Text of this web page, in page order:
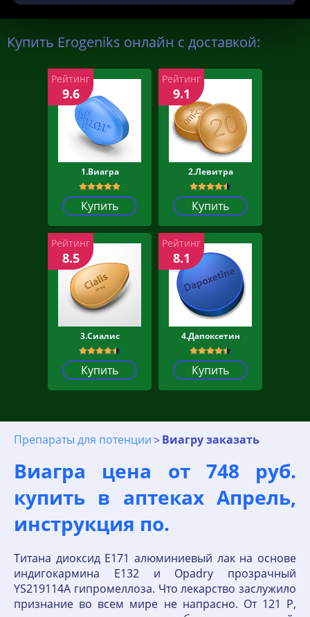
Купить Erogeniks онлайн с доставкой:
1.Виагра
Купить
Рейтинг
9.6
2.Левитра
Купить
Рейтинг
9.1
3.Сиалис
Купить
Рейтинг
8.5
4.Дапоксетин
Купить
Рейтинг
8.1
Препараты для потенции Виагру заказать
Виагра цена от 748 руб.
купить в аптеках Апрель,
инструкция по.
Титана диоксид E171 алюминиевый лак на основе
индигокармина E132 и Opadry прозрачный
YS219114A гипромеллоза. Что лекарство заслужило
признание во всем мире не напрасно. От 121 Р,